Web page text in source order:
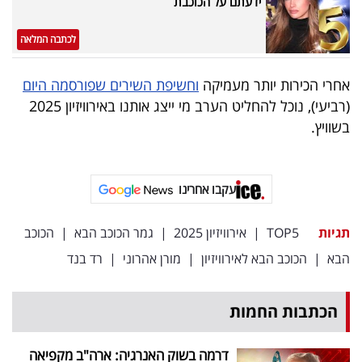
לכתבה המלאה
אחרי הכירות יותר מעמיקה וחשיפת השירים שפורסמה היום
(רביעי), נוכל להחליט הערב מי ייצג אותנו באירוויזיון 2025
בשוויץ.
עקבו אחרינו
תגיות TOP5
| אירוויזיון 2025 | גמר הכוכב הבא | הכוכב
הבא | הכוכב הבא לאירוויזיון | מורן אהרוני | רד בנד
הכתבות החמות
דרמה בשוק האנרגיה: ארה"ב מקפיאה